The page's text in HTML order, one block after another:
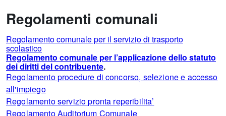
Regolamenti comunali
Regolamento comunale per il servizio di trasporto
scolastico
Regolamento comunale per l’applicazione dello statuto
dei diritti del contribuente.
Regolamento procedure di concorso, selezione e accesso
all'impiego
Regolamento servizio pronta reperibilita’
Regolamento Auditorium Comunale